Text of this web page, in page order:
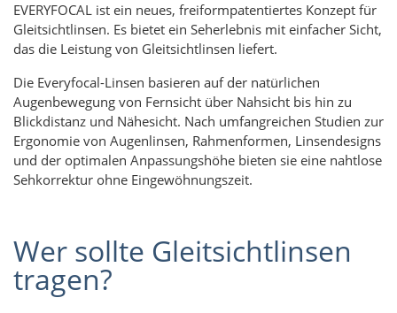
EVERYFOCAL ist ein neues, freiformpatentiertes Konzept für
Gleitsichtlinsen. Es bietet ein Seherlebnis mit einfacher Sicht,
das die Leistung von Gleitsichtlinsen liefert.
Die Everyfocal-Linsen basieren auf der natürlichen
Augenbewegung von Fernsicht über Nahsicht bis hin zu
Blickdistanz und Nähesicht. Nach umfangreichen Studien zur
Ergonomie von Augenlinsen, Rahmenformen, Linsendesigns
und der optimalen Anpassungshöhe bieten sie eine nahtlose
Sehkorrektur ohne Eingewöhnungszeit.
Wer sollte Gleitsichtlinsen
tragen?